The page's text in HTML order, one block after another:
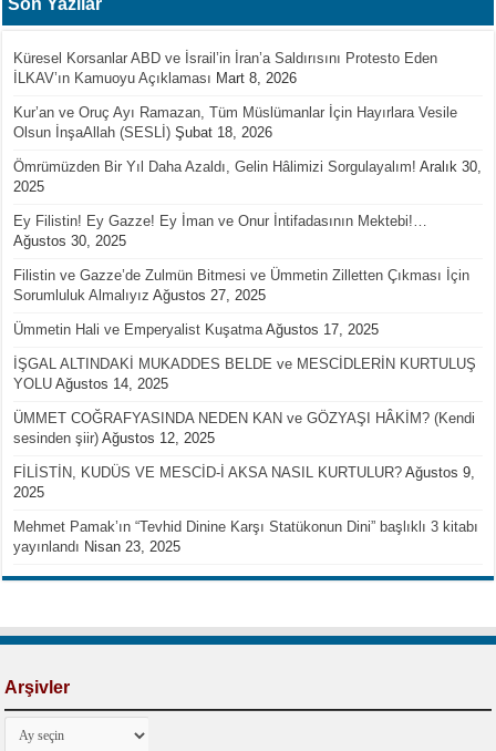
Son Yazılar
Küresel Korsanlar ABD ve İsrail’in İran’a Saldırısını Protesto Eden
İLKAV’ın Kamuoyu Açıklaması Mart 8, 2026
Kur’an ve Oruç Ayı Ramazan, Tüm Müslümanlar İçin Hayırlara Vesile
Olsun İnşaAllah (SESLİ) Şubat 18, 2026
Ömrümüzden Bir Yıl Daha Azaldı, Gelin Hâlimizi Sorgulayalım! Aralık 30,
2025
Ey Filistin! Ey Gazze! Ey İman ve Onur İntifadasının Mektebi!…
Ağustos 30, 2025
Filistin ve Gazze’de Zulmün Bitmesi ve Ümmetin Zilletten Çıkması İçin
Sorumluluk Almalıyız Ağustos 27, 2025
Ümmetin Hali ve Emperyalist Kuşatma Ağustos 17, 2025
İŞGAL ALTINDAKİ MUKADDES BELDE ve MESCİDLERİN KURTULUŞ
YOLU Ağustos 14, 2025
ÜMMET COĞRAFYASINDA NEDEN KAN ve GÖZYAŞI HÂKİM? (Kendi
sesinden şiir) Ağustos 12, 2025
FİLİSTİN, KUDÜS VE MESCİD-İ AKSA NASIL KURTULUR? Ağustos 9,
2025
Mehmet Pamak’ın “Tevhid Dinine Karşı Statükonun Dini” başlıklı 3 kitabı
yayınlandı Nisan 23, 2025
Arşivler
Arşivler